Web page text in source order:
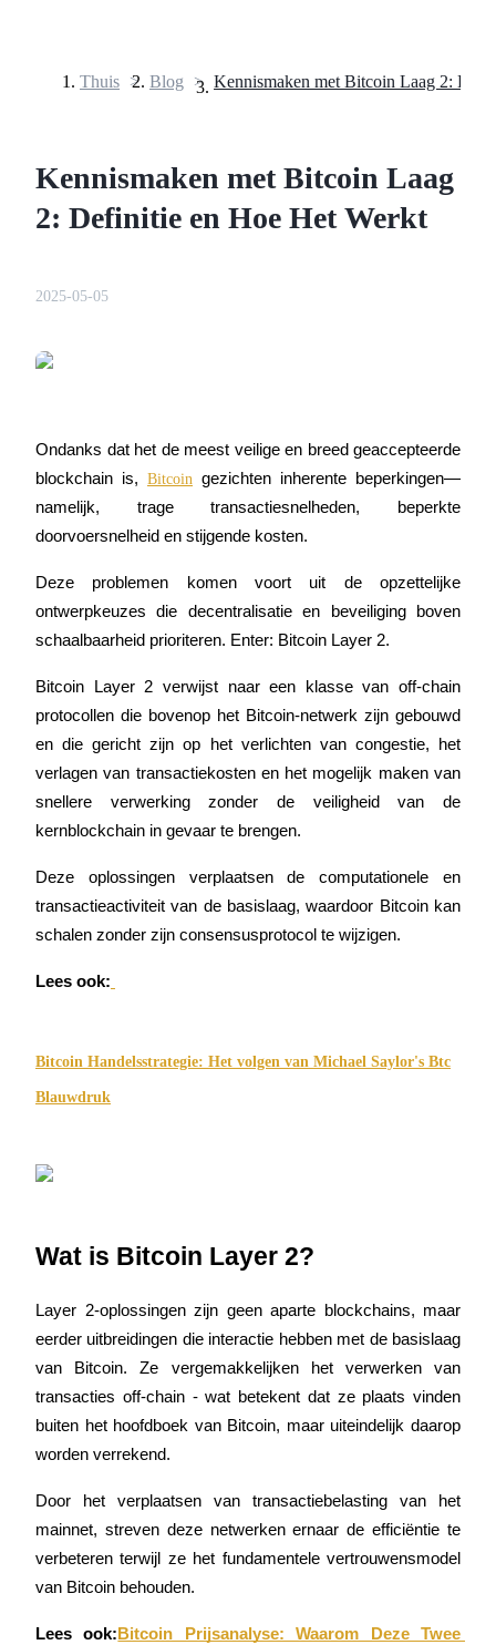
COIN-M-futures
Cryptocurrency-futures
TradFi
Derivaten voor aandelen, forex, edelmetalen en grondstoffen
USDC-futures
Kopiëren Handel
Word een Copy Trader
Geniet van winstdeling en copy trading commissies
Thuis > Blog >
Kennismaken met Bitcoin Laag
2: Definitie en Hoe Het Werkt
2025-05-05
Ondanks dat het de meest veilige en breed geaccepteerde
blockchain is, Bitcoin gezichten inherente beperkingen—
namelijk, trage transactiesnelheden, beperkte
doorvoersnelheid en stijgende kosten.
Deze problemen komen voort uit de opzettelijke
ontwerpkeuzes die decentralisatie en beveiliging boven
schaalbaarheid prioriteren. Enter: Bitcoin Layer 2.
Bitcoin Layer 2 verwijst naar een klasse van off-chain
protocollen die bovenop het Bitcoin-netwerk zijn gebouwd
en die gericht zijn op het verlichten van congestie, het
verlagen van transactiekosten en het mogelijk maken van
snellere verwerking zonder de veiligheid van de
kernblockchain in gevaar te brengen.
Deze oplossingen verplaatsen de computationele en
transactieactiviteit van de basislaag, waardoor Bitcoin kan
schalen zonder zijn consensusprotocol te wijzigen.
Lees ook:
Bitcoin Handelsstrategie: Het volgen van Michael Saylor's Btc
Blauwdruk
Wat is Bitcoin Layer 2?
Layer 2-oplossingen zijn geen aparte blockchains, maar
eerder uitbreidingen die interactie hebben met de basislaag
van Bitcoin. Ze vergemakkelijken het verwerken van
transacties off-chain - wat betekent dat ze plaats vinden
buiten het hoofdboek van Bitcoin, maar uiteindelijk daarop
worden verrekend.
Door het verplaatsen van transactiebelasting van het
mainnet, streven deze netwerken ernaar de efficiëntie te
verbeteren terwijl ze het fundamentele vertrouwensmodel
van Bitcoin behouden.
Lees ook: Bitcoin Prijsanalyse: Waarom Deze Twee